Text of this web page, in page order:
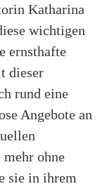
Katharina
wichtigen
ernsthafte
dieser
rund eine
Angebote an
ohne
sie in ihrem